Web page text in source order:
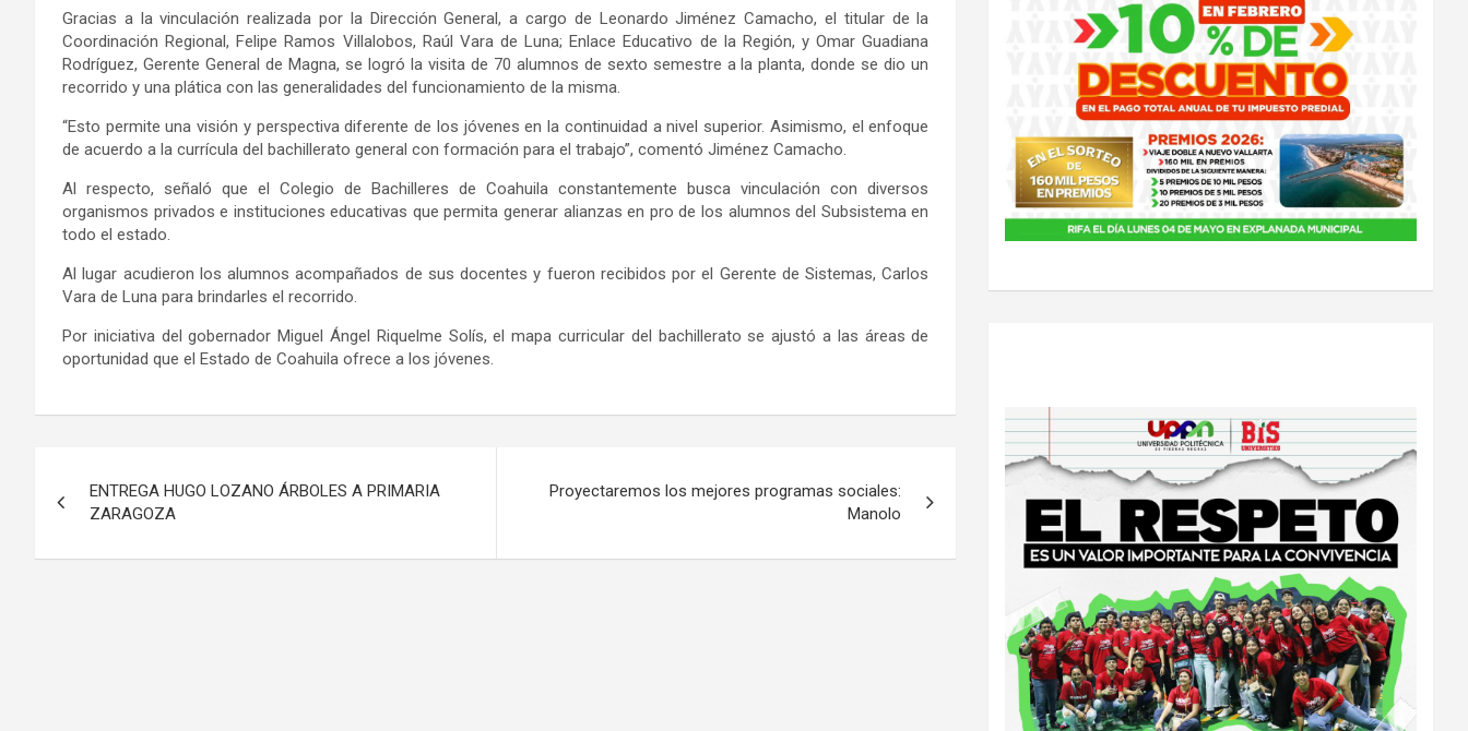
Gracias a la vinculación realizada por la Dirección General, a cargo de Leonardo Jiménez Camacho, el titular de la
Coordinación Regional, Felipe Ramos Villalobos, Raúl Vara de Luna; Enlace Educativo de la Región, y Omar Guadiana
Rodríguez, Gerente General de Magna, se logró la visita de 70 alumnos de sexto semestre a la planta, donde se dio un
recorrido y una plática con las generalidades del funcionamiento de la misma.
“Esto permite una visión y perspectiva diferente de los jóvenes en la continuidad a nivel superior. Asimismo, el enfoque
de acuerdo a la currícula del bachillerato general con formación para el trabajo”, comentó Jiménez Camacho.
Al respecto, señaló que el Colegio de Bachilleres de Coahuila constantemente busca vinculación con diversos
organismos privados e instituciones educativas que permita generar alianzas en pro de los alumnos del Subsistema en
todo el estado.
Al lugar acudieron los alumnos acompañados de sus docentes y fueron recibidos por el Gerente de Sistemas, Carlos
Vara de Luna para brindarles el recorrido.
Por iniciativa del gobernador Miguel Ángel Riquelme Solís, el mapa curricular del bachillerato se ajustó a las áreas de
oportunidad que el Estado de Coahuila ofrece a los jóvenes.
de
entradas
ENTREGA HUGO LOZANO ÁRBOLES A PRIMARIA
ZARAGOZA
Proyectaremos los mejores programas sociales:
Manolo